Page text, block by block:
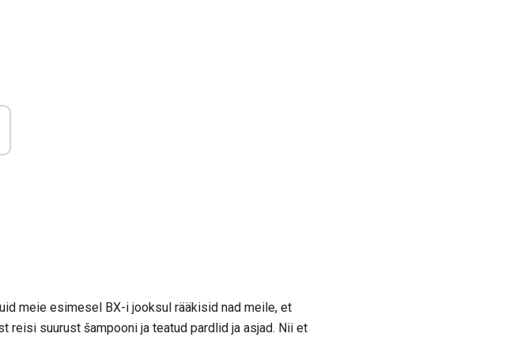
meie esimesel BX-i jooksul rääkisid nad meile, et
suurust šampooni ja teatud pardlid ja asjad. Nii et